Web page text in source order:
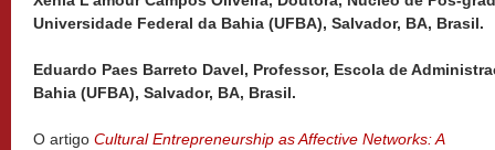
Universidade Federal da Bahia (UFBA), Salvador, BA, Brasil.
Eduardo Paes Barreto Davel, Professor, Escola de
Bahia (UFBA), Salvador, BA, Brasil.
O artigo Cultural Entrepreneurship as Affective Networks: A